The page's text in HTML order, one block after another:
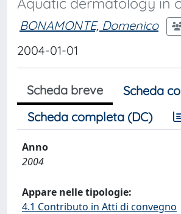
BONAMONTE, Domenico
2004-01-01
Scheda breve
Scheda
Scheda completa (DC)
Anno
2004
Appare nelle tipologie:
4.1 Contributo in Atti di convegno